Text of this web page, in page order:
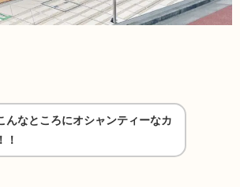
んなところにオシャンティーなカ
！